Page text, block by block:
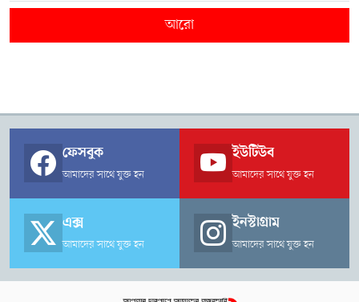
আরো
ফেসবুক
আমাদের সাথে যুক্ত হন
ইউটিউব
আমাদের সাথে যুক্ত হন
এক্স
আমাদের সাথে যুক্ত হন
ইনস্টাগ্রাম
আমাদের সাথে যুক্ত হন